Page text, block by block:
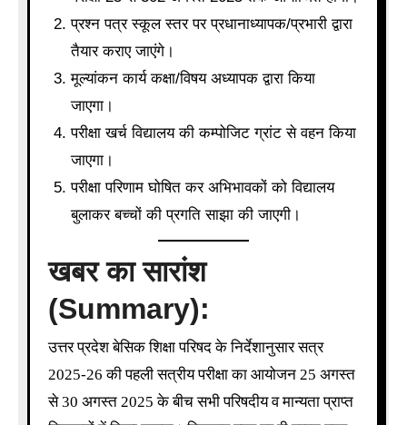
प्रश्न पत्र स्कूल स्तर पर प्रधानाध्यापक/प्रभारी द्वारा
तैयार कराए जाएंगे।
मूल्यांकन कार्य कक्षा/विषय अध्यापक द्वारा किया
जाएगा।
परीक्षा खर्च विद्यालय की कम्पोजिट ग्रांट से वहन किया
जाएगा।
परीक्षा परिणाम घोषित कर अभिभावकों को विद्यालय
बुलाकर बच्चों की प्रगति साझा की जाएगी।
खबर का सारांश
(Summary):
उत्तर प्रदेश बेसिक शिक्षा परिषद के निर्देशानुसार सत्र
2025-26 की पहली सत्रीय परीक्षा का आयोजन 25 अगस्त
से 30 अगस्त 2025 के बीच सभी परिषदीय व मान्यता प्राप्त